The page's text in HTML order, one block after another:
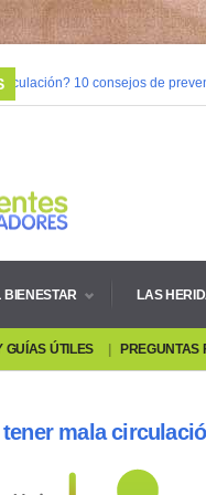
10 consejos de
crónicas
BIENESTAR LAS
GUÍAS ÚTILES PREGUNTAS
mala